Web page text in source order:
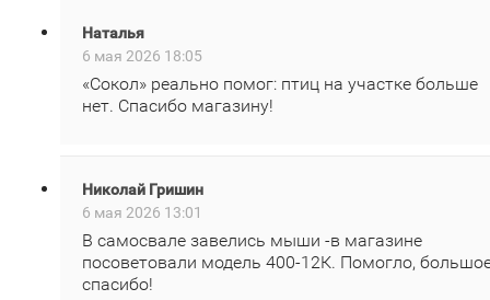
Наталья
6 мая 2026 18:05
«Сокол» реально помог: птиц на участке больше
нет. Спасибо магазину!
Николай Гришин
6 мая 2026 13:01
В самосвале завелись мыши -в магазине
посоветовали модель 400‑12К. Помогло,
спасибо!